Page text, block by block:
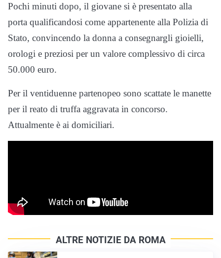
Pochi minuti dopo, il giovane si è presentato alla
porta qualificandosi come appartenente alla Polizia di
Stato, convincendo la donna a consegnargli gioielli,
orologi e preziosi per un valore complessivo di circa
50.000 euro.
Per il ventiduenne partenopeo sono scattate le manette
per il reato di truffa aggravata in concorso.
Attualmente è ai domiciliari.
ALTRE NOTIZIE DA ROMA